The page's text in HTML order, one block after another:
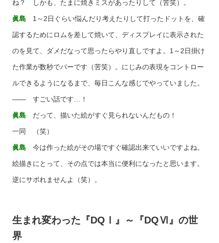
ね？ しかも、たまに焼きミスがあったりして（苦笑）。
眞島 1～2日ぐらい悩んだり考えたりして打ったドットを、確
認するためにロムを差して焼いて、ディスプレイに表示された
のを見て、ダメだなって思ったらやり直しですよ。1～2日掛け
た作業が数秒でパーです（苦笑）。にじみの表現をコントロー
ルできるようになるまで、毎日こんな感じでやっていました。
―― すごい話です…！
眞島 だって、描いた絵がすぐ見られないんだもの！
一同 （笑）
眞島 今は作った絵がその場ですぐ確認出来ていいですよね。
絵描きにとって、その点では本当に便利になったと思います。
逆にサボれませんよ（笑）。
生まれ変わった『DQⅠ』～『DQⅥ』の世
界